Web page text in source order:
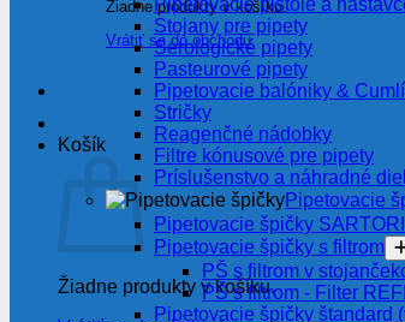
Žiadne produkty v košíku.
Vrátiť sa do obchodu
Košík
Žiadne produkty v košíku.
Pipetovacie pištole a
Stojany pre pipety
Serologické pipety
Pasteurové pipety
Pipetovacie balóniky &
Stričky
Reagenčné nádobky
Filtre kónusové pre pipety
Príslušenstvo a náhradné
Pipetovacie
Pipetovacie špičky
Pipetovacie špičky s filtrom
PŠ s filtrom v
PŠ s filtrom - Filter
Pipetovacie špičky štandard